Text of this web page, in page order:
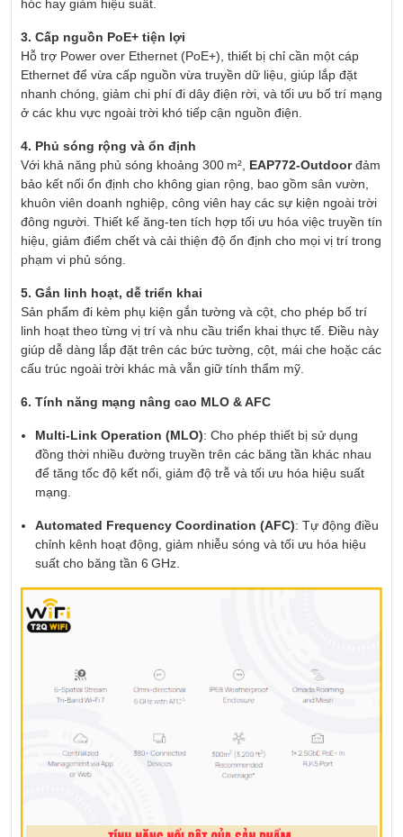
hóc hay giảm hiệu suất.
3. Cấp nguồn PoE+ tiện lợi
Hỗ trợ Power over Ethernet (PoE+), thiết bị chỉ cần một cáp
Ethernet để vừa cấp nguồn vừa truyền dữ liệu, giúp lắp đặt
nhanh chóng, giảm chi phí đi dây điện rời, và tối ưu bố trí mạng
ở các khu vực ngoài trời khó tiếp cận nguồn điện.
4. Phủ sóng rộng và ổn định
Với khả năng phủ sóng khoảng 300 m², EAP772-Outdoorđảm
bảo kết nối ổn định cho không gian rộng, bao gồm sân vườn,
khuôn viên doanh nghiệp, công viên hay các sự kiện ngoài trời
đông người. Thiết kế ăng-ten tích hợp tối ưu hóa việc truyền tín
hiệu, giảm điểm chết và cải thiện độ ổn định cho mọi vị trí trong
phạm vi phủ sóng.
5. Gắn linh hoạt, dễ triển khai
Sản phẩm đi kèm phụ kiện gắn tường và cột, cho phép bố trí
linh hoạt theo từng vị trí và nhu cầu triển khai thực tế. Điều này
giúp dễ dàng lắp đặt trên các bức tường, cột, mái che hoặc các
cấu trúc ngoài trời khác mà vẫn giữ tính thẩm mỹ.
6. Tính năng mạng nâng cao MLO & AFC
Multi-Link Operation (MLO): Cho phép thiết bị sử dụng
đồng thời nhiều đường truyền trên các băng tần khác nhau
để tăng tốc độ kết nối, giảm độ trễ và tối ưu hóa hiệu suất
mạng.
Automated Frequency Coordination (AFC): Tự động điều
chỉnh kênh hoạt động, giảm nhiễu sóng và tối ưu hóa hiệu
suất cho băng tần 6 GHz.